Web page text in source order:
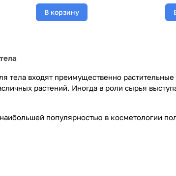
В корзину
тела входят преимущественно
растений. Иногда в роли сырья
популярностью в косметологии